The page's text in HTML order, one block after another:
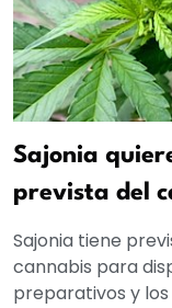
Sajonia
prevista del
Sajonia tiene
cannabis para
preparativos y